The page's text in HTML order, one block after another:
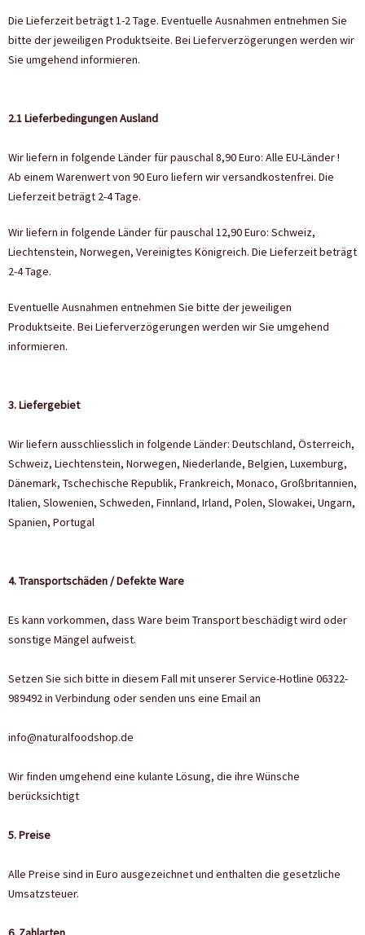
Die Lieferzeit beträgt 1-2 Tage. Eventuelle Ausnahmen entnehmen Sie
bitte der jeweiligen Produktseite. Bei Lieferverzögerungen werden wir
Sie umgehend informieren.
2.1 Lieferbedingungen Ausland
Wir liefern in folgende Länder für pauschal 8,90 Euro: Alle EU-Länder !
Ab einem Warenwert von 90 Euro liefern wir versandkostenfrei. Die
Lieferzeit beträgt 2-4 Tage.
Wir liefern in folgende Länder für pauschal 12,90 Euro: Schweiz,
Liechtenstein, Norwegen, Vereinigtes Königreich. Die Lieferzeit beträgt
2-4 Tage.
Eventuelle Ausnahmen entnehmen Sie bitte der jeweiligen
Produktseite. Bei Lieferverzögerungen werden wir Sie umgehend
informieren.
3. Liefergebiet
Wir liefern ausschliesslich in folgende Länder: Deutschland, Österreich,
Schweiz, Liechtenstein, Norwegen, Niederlande, Belgien, Luxemburg,
Dänemark, Tschechische Republik, Frankreich, Monaco, Großbritannien,
Italien, Slowenien, Schweden, Finnland, Irland, Polen, Slowakei, Ungarn,
Spanien, Portugal
4. Transportschäden / Defekte Ware
Es kann vorkommen, dass Ware beim Transport beschädigt wird oder
sonstige Mängel aufweist.
Setzen Sie sich bitte in diesem Fall mit unserer Service-Hotline 06322-
989492 in Verbindung oder senden uns eine Email an
info@naturalfoodshop.de
Wir finden umgehend eine kulante Lösung, die ihre Wünsche
berücksichtigt
5. Preise
Alle Preise sind in Euro ausgezeichnet und enthalten die gesetzliche
Umsatzsteuer.